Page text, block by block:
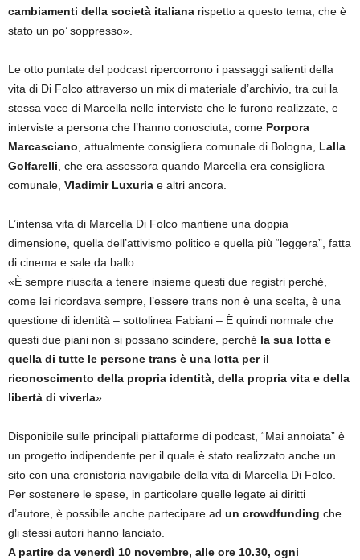
cambiamenti della società italiana rispetto a questo tema, che è
stato un po’ soppresso».
Le otto puntate del podcast ripercorrono i passaggi salienti della
vita di Di Folco attraverso un mix di materiale d’archivio, tra cui la
stessa voce di Marcella nelle interviste che le furono realizzate, e
interviste a persona che l’hanno conosciuta, come Porpora
Marcasciano, attualmente consigliera comunale di Bologna, Lalla
Golfarelli, che era assessora quando Marcella era consigliera
comunale, Vladimir Luxuria e altri ancora.
L’intensa vita di Marcella Di Folco mantiene una doppia
dimensione, quella dell’attivismo politico e quella più “leggera”, fatta
di cinema e sale da ballo.
«È sempre riuscita a tenere insieme questi due registri perché,
come lei ricordava sempre, l’essere trans non è una scelta, è una
questione di identità – sottolinea Fabiani – È quindi normale che
questi due piani non si possano scindere, perché la sua lotta e
quella di tutte le persone trans è una lotta per il
riconoscimento della propria identità, della propria vita e della
libertà di viverla».
Disponibile sulle principali piattaforme di podcast, “Mai annoiata” è
un progetto indipendente per il quale è stato realizzato anche un
sito con una cronistoria navigabile della vita di Marcella Di Folco.
Per sostenere le spese, in particolare quelle legate ai diritti
d’autore, è possibile anche partecipare ad un crowdfunding che
gli stessi autori hanno lanciato.
A partire da venerdì 10 novembre, alle ore 10.30, ogni